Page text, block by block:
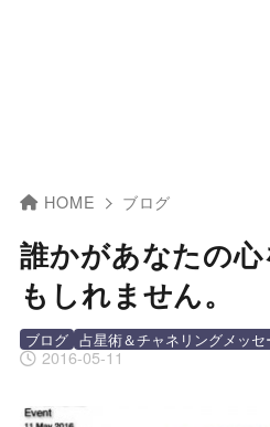
HOME ブログ
誰かがあなたの
もしれません。
2016-05-11
ブログ 占星術＆チャネリングメッセ